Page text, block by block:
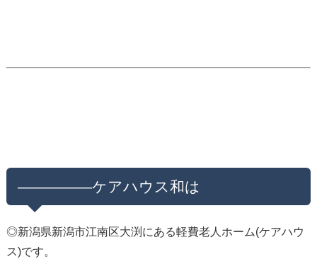
—————ケアハウス和は
◎新潟県新潟市江南区大渕にある軽費老人ホーム(ケアハウ
ス)です。